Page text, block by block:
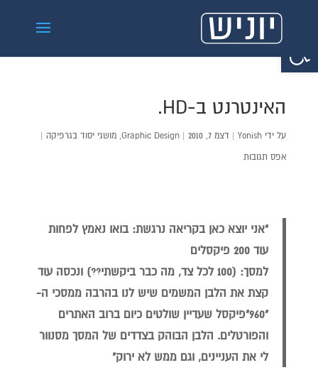
פתח סרגל נגישות
האינטרנט ב-HD.
על ידי Yonish
| דצמ 7, 2010 |
Graphic Design
, מושגי יסוד בגרפיקה|
אפס תגובות
"אני יוצא כאן בקריאה נרגשת: בואו נאמץ לפחות
עוד 200 פיקסלים
למסך: (100 לכל צד, מה כבר ביקשתי??) ונכסה עוד
קצת את הלבן המשמים שיש לנו בהרבה ממסכי ה-
"960"פיקסל שעדיין שולטים כיום ברוב האתרים
והפורטלים. הלבן הבוהק בצדדים של המסך מסנוור
לי את העניינים, וגם ממש לא ירוק"